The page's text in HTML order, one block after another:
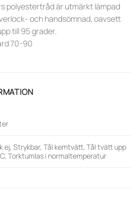
polyestertråd är utmärkt lämpad
och handsömnad, oavsett
till 95 grader.
70-90
ej, Strykbar, Tål kemtvätt, Tål tvätt upp
Torktumlas i normaltemperatur